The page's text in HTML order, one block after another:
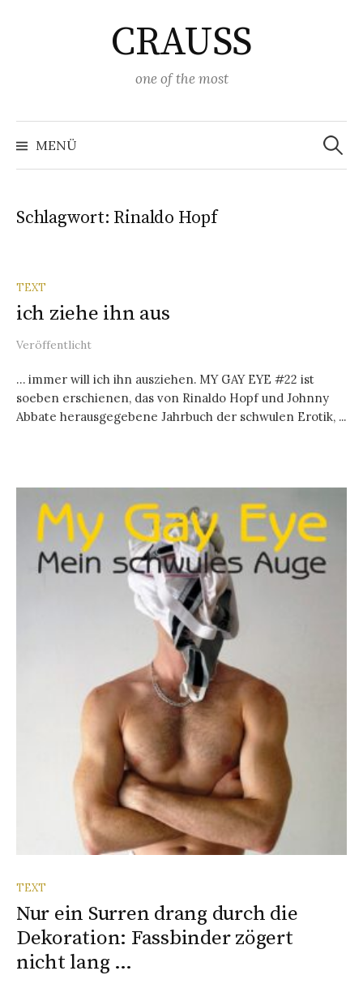
CRAUSS
one of the most
MENÜ
Suchen
nach:
Schlagwort: Rinaldo Hopf
TEXT
ich ziehe ihn aus
Veröffentlicht
… immer will ich ihn ausziehen. MY GAY EYE #22 ist
soeben erschienen, das von Rinaldo Hopf und Johnny
Abbate herausgegebene Jahrbuch der schwulen Erotik, ...
TEXT
Nur ein Surren drang durch die
Dekoration: Fassbinder zögert
nicht lang …